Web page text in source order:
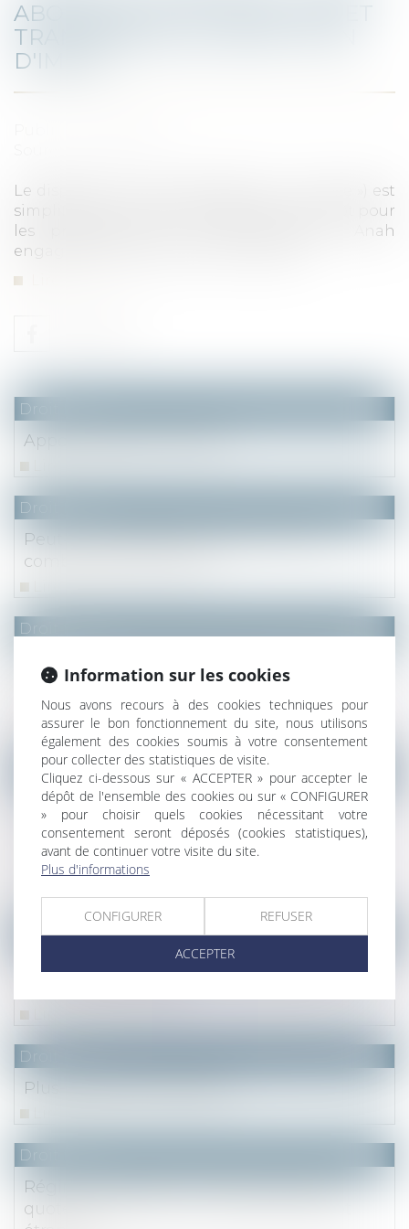
ABORDABLE » EST SIMPLIFIÉ ET
TRANSFORMÉ EN RÉDUCTION
D'IMPÔT
Le dispositif « Louer abordable » (ou « Cosse ») est
simplifié et transformé en réduction d'impôt pour
les procédures de conventionnement Anah
engagées à compter du 1er mars 2022.
Apport-cession et soulte
Droit fiscal
Peut-on transiger lors d’une action en
comblement de passif ?
Droit fiscal
de dons : les commentaires de
l’administration fiscale
Droit fiscal
Lire la suite
Si deux donations sont dressées et
présentées le même jour à
l'enregistrement : à quel acte s'applique
l'abattement général en ligne directe ?
Droit fiscal
Lire la suite
Bail à construction : pour une fois le fiscal
Droit fiscal
Plus-values immobilières
Droit fiscal
Régime mère-fille : l'IS dû au titre de la
quote-part peut servir à imputer l'impôt
Droit fiscal
Information sur les cookies
Nous avons recours à des cookies techniques pour
assurer le bon fonctionnement du site, nous utilisons
également des cookies soumis à votre consentement
pour collecter des statistiques de visite.
Cliquez ci-dessous sur « ACCEPTER » pour accepter le
dépôt de l'ensemble des cookies ou sur « CONFIGURER
» pour choisir quels cookies nécessitant votre
consentement seront déposés (cookies statistiques),
avant de continuer votre visite du site.
Plus d'informations
CONFIGURER REFUSER
ACCEPTER